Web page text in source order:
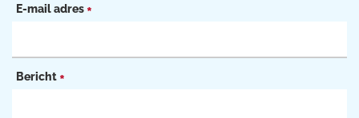
E-mail adres *
Bericht *